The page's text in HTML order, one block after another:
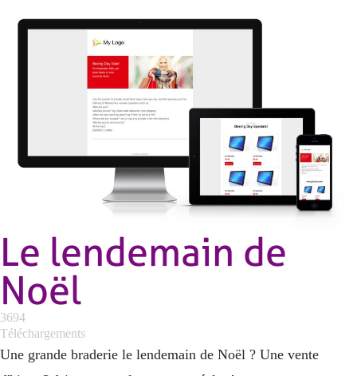
Le lendemain de
Noël
3694
Téléchargements
Une grande braderie le lendemain de Noël ? Une vente